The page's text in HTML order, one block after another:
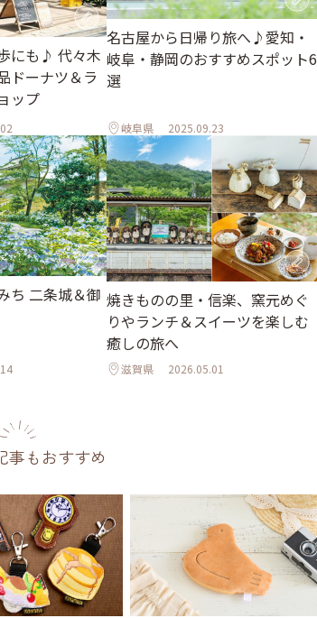
にも♪ 代々木
ドーナツ＆ラ
ップ
名古屋から日帰り旅へ♪愛知・
岐阜・静岡のおすすめスポット6
選
岐阜県 2025.09.23
ち 二条城＆御 焼きものの里・信楽、窯元めぐ
りやランチ＆スイーツを楽しむ
癒しの旅へ
滋賀県 2026.05.01
事もおすすめ